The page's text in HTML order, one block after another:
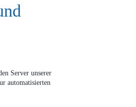
Server unserer
automatisierten